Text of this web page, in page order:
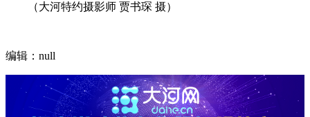
（大河特约摄影师 贾书琛 摄）
编辑：null